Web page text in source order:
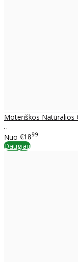
Moteriškos Natūralios
..
Nuo €1899
Daugiau